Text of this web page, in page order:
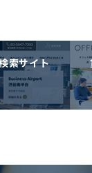
索サイト